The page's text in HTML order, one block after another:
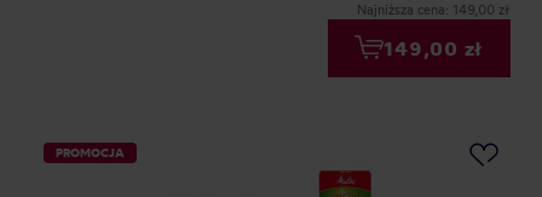
Najniższa cena: 149,00 zł
149,00 zł
PROMOCJA